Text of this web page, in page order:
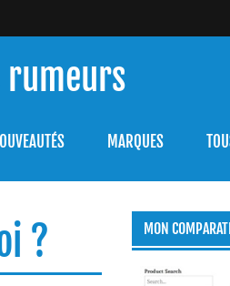
rumeurs
MARQUES
? MON